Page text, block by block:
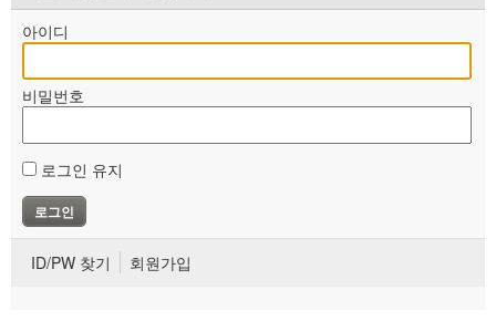
아이디
비밀번호
로그인 유지
ID/PW 찾기 회원가입
부설기관